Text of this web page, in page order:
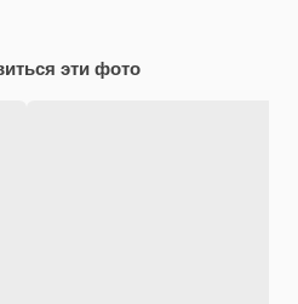
эти фото